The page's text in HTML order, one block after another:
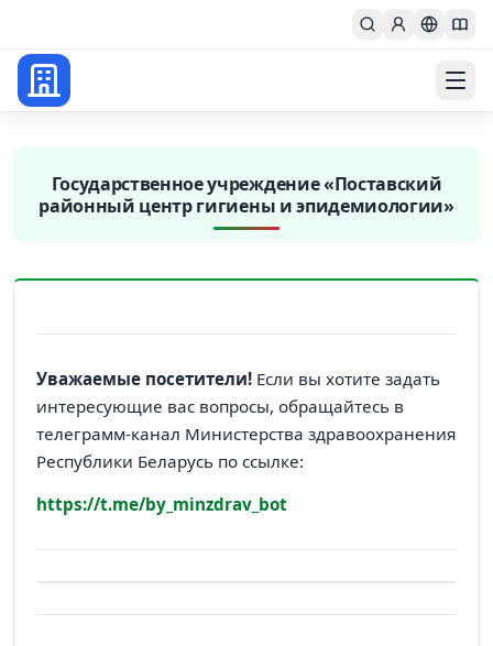
Главная
Государственное учреждение «Поставский
районный центр гигиены и эпидемиологии»
Уважаемые посетители! Если вы хотите задать
интересующие вас вопросы, обращайтесь в
телеграмм-канал Министерства здравоохранения
Республики Беларусь по ссылке:
https://t.me/by_minzdrav_bot